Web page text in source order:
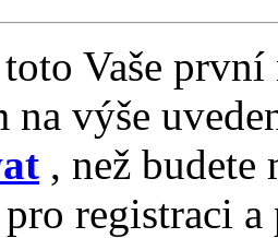
Vaše
výše
, než
registraci